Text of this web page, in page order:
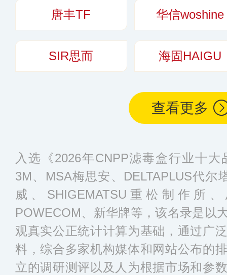
唐丰TF 华信woshine
SIR思而 海固HAIGU
查看更多
入选《2026年CNPP滤毒盒行业十
3M、MSA梅思安、DELTAPLUS代尔
威、SHIGEMATSU重松制作所
POWECOM、新华牌等，该名录是以
观真实公正统计计算为基础，通过广
料，综合多家机构媒体和网站公布的
立的调研测评以及人为根据市场和参